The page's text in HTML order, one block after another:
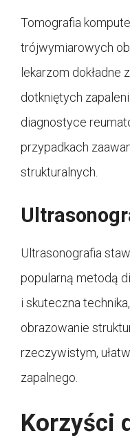
Tomografia
trójwymiarowych
lekarzom dokładne
dotkniętych
diagnostyce
przypadkach
strukturalnych.
Ultrasonografia
popularną metodą
i skuteczna
obrazowanie
rzeczywistym,
zapalnego.
Korzyści